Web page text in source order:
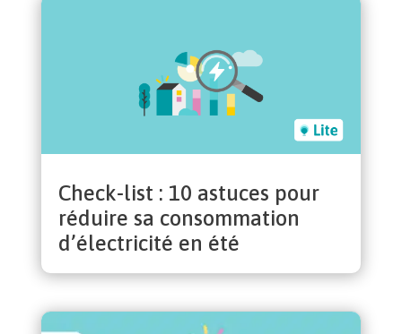
Check-list : 10 astuces pour
réduire sa consommation
d’électricité en été